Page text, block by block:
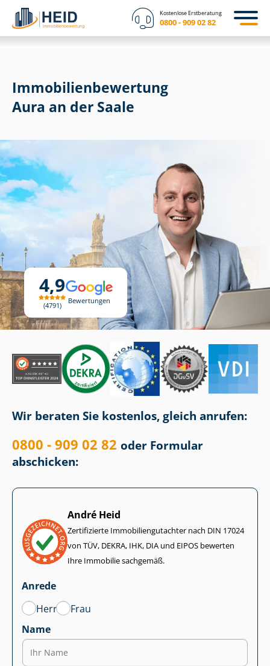
Kostenlose Erstberatung
0800 - 909 02 82
4,9
4791
Bewertungen
Immobilien­bewertung
Aura an der Saale
Wir beraten Sie kostenlos, gleich anrufen:
0800 - 909 02 82 oder Formular
abschicken:
André Heid
Zertifizierte Im­mo­bi­li­en­gut­ach­ter nach DIN 17024
von TÜV, DEKRA, IHK, DIA und EIPOS bewerten
Ihre Immobilie sachgemäß.
Anrede
Herr
Frau
Name